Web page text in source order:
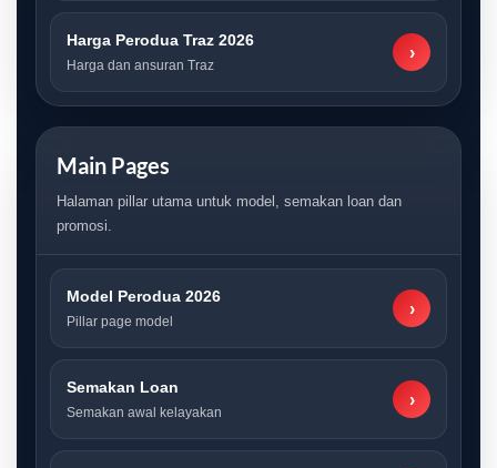
Harga Perodua Traz 2026
Harga dan ansuran Traz
›
Main Pages
Halaman pillar utama untuk model, semakan loan dan
promosi.
Model Perodua 2026
Pillar page model
›
Semakan Loan
Semakan awal kelayakan
›